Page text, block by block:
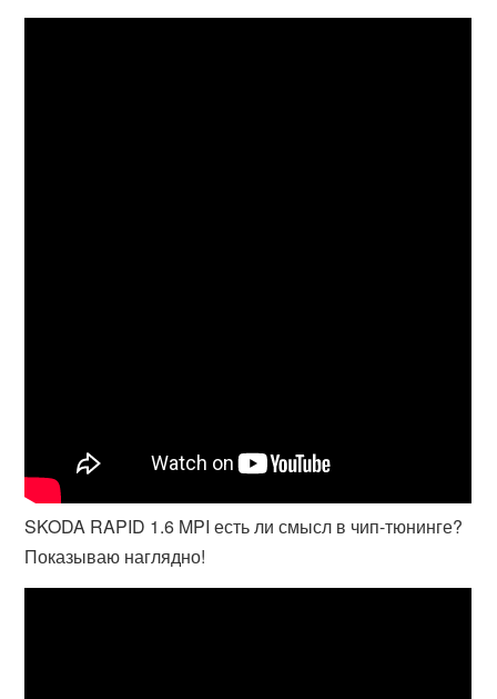
SKODA RAPID 1.6 MPI есть ли смысл в чип-тюнинге?
Показываю наглядно!